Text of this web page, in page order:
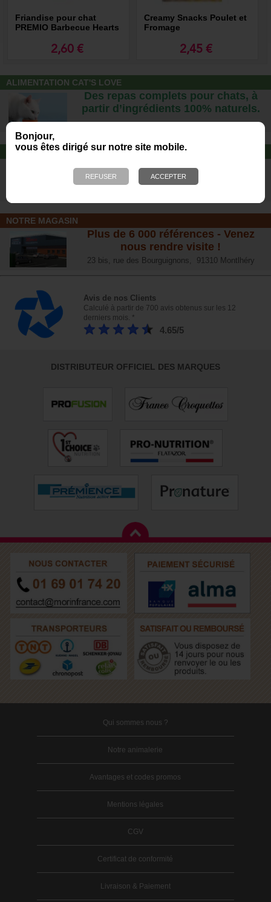
Bonjour,
vous êtes dirigé sur notre site mobile.
Friandise pour chat
PREMIO Barbecue Hearts
2,60 €
Creamy Snacks Poulet et
Fromage
2,45 €
ALIMENTATION CAT'S LOVE
Des repas complets pour chats, à
partir d’ingrédients 100% naturels.
JOUET POUR CHAT
Offrez-lui un jouet pour des heures
de plaisirs !
NOTRE MAGASIN
Plus de 6 000 références - Venez
nous rendre visite !
23 bis, rue des Bourguignons, 91310 Montlhéry
Avis de nos Clients
Calculé à partir de 700 avis obtenus sur les 12
derniers mois. *
4.65/5
DISTRIBUTEUR OFFICIEL DES MARQUES
Qui sommes nous ?
Notre animalerie
Avantages et codes promos
Mentions légales
CGV
Certificat de conformité
Livraison & Paiement